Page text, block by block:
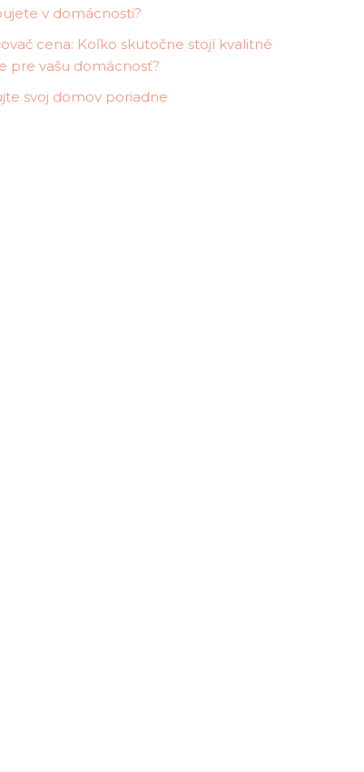
v domácnosti?
cena: Koľko skutočne stojí kvalitné
pre vašu domácnosť?
svoj domov poriadne